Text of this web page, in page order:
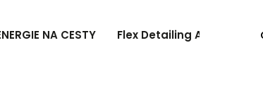
NA CESTY Flex Detailing Academy